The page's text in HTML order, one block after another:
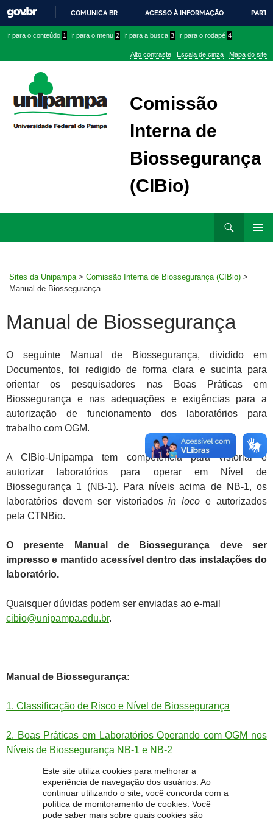
Este site utiliza cookies para melhorar a
experiência de navegação dos usuários. Ao
continuar utilizando o site, você concorda com a
política de monitoramento de cookies. Você
pode saber mais sobre quais cookies são
PARA
CONTEÚDO
COMUNICA BR ACESSO À INFORMAÇÃO
conteúdo
menu
superior
menu
Ir para o conteúdo 1 Ir para o menu 2 Ir para a busca 3 Ir para o rodapé 4
Alto contraste Escala de cinza Mapa do site
Comissão
Interna de
Biossegurança
(CIBio)
Sites da Unipampa > Comissão Interna de Biossegurança (CIBio) >
Manual de Biossegurança
Manual de Biossegurança
O seguinte Manual de Biossegurança, dividido em
Documentos, foi redigido de forma clara e sucinta para
orientar os pesquisadores nas Boas Práticas em
Biossegurança e nas adequações e exigências para a
autorização de funcionamento dos laboratórios para
trabalho com OGM.
A CIBio-Unipampa tem competência para vistoriar e
autorizar laboratórios para operar em Nível de
Biossegurança 1 (NB-1). Para níveis acima de NB-1, os
laboratórios devem ser vistoriadosin loco e autorizados
pela CTNBio.
O presente Manual de Biossegurança deve ser
impresso e mantido acessível dentro das instalações do
laboratório.
Quaisquer dúvidas podem ser enviadas ao e-mail
cibio@unipampa.edu.br.
Manual de Biossegurança:
1. Classificação de Risco e Nível de Biossegurança
2. Boas Práticas em Laboratórios Operando com OGM nos
Níveis de Biossegurança NB-1 e NB-2
3. Trabalho em Contenção de Animais Geneticamente
Modificados e Vegetais Geneticamente Modificados e
Importação de Organismos Geneticamente Modificados